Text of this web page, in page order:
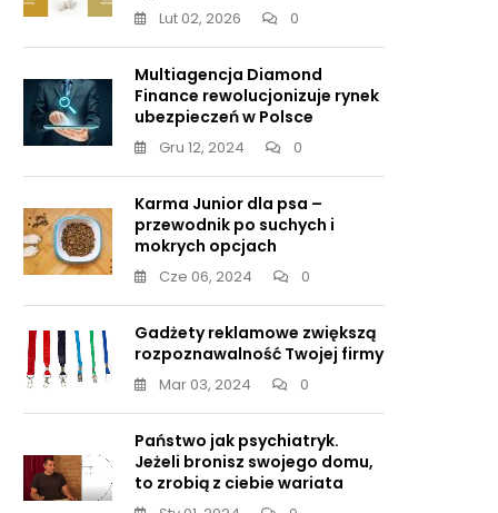
Lut 02, 2026 0
Multiagencja Diamond
Finance rewolucjonizuje rynek
ubezpieczeń w Polsce
Gru 12, 2024 0
Karma Junior dla psa –
przewodnik po suchych i
mokrych opcjach
Cze 06, 2024 0
Gadżety reklamowe zwiększą
rozpoznawalność Twojej firmy
Mar 03, 2024 0
Państwo jak psychiatryk.
Jeżeli bronisz swojego domu,
to zrobią z ciebie wariata